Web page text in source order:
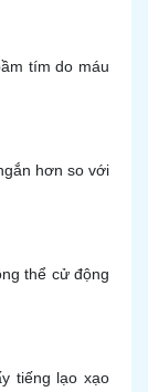
tím do máu
hơn so với
thể cử động
tiếng lạo xạo